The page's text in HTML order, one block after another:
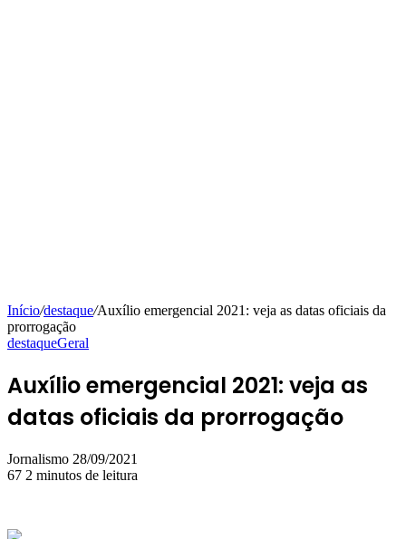
Início/destaque/Auxílio emergencial 2021: veja as datas oficiais da
prorrogação
destaqueGeral
Auxílio emergencial 2021: veja as
datas oficiais da prorrogação
Jornalismo Mande
um
28/09/2021
67 2 minutos de leitura